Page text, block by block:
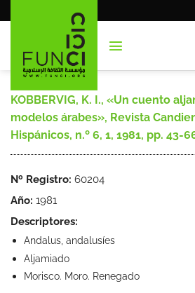
al
KOBBERVIG, K. I., «Un cuento
modelos árabes», Revista
Hispánicos, n.º 6, 1, 1981, pp. 43-
Nº Registro: 60204
Año: 1981
Descriptores:
Andalus, andalusíes
Aljamiado
Morisco. Moro. Renegado